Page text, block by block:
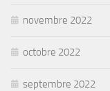
novembre 2022
octobre 2022
septembre 2022